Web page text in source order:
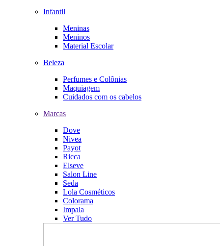
Infantil
Meninas
Meninos
Material Escolar
Beleza
Perfumes e Colônias
Maquiagem
Cuidados com os cabelos
Marcas
Dove
Nivea
Payot
Ricca
Elseve
Salon Line
Seda
Lola Cosméticos
Colorama
Impala
Ver Tudo